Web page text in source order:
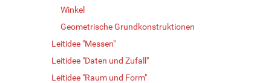
Winkel
Geometrische Grundkonstruktionen
Leitidee "Messen"
Leitidee "Daten und Zufall"
Leitidee "Raum und Form"